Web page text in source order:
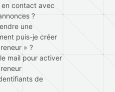
contact avec
?
une
puis-je créer
» ?
mail pour activer
de